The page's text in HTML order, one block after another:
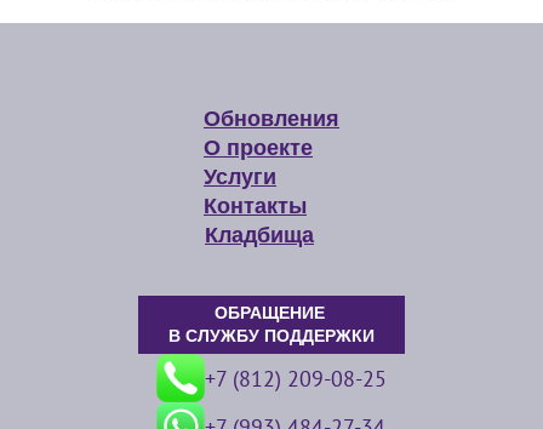
Обновления
О проекте
Услуги
Контакты
Кладбища
ОБРАЩЕНИЕ
В СЛУЖБУ ПОДДЕРЖКИ
+7 (812) 209-08-25